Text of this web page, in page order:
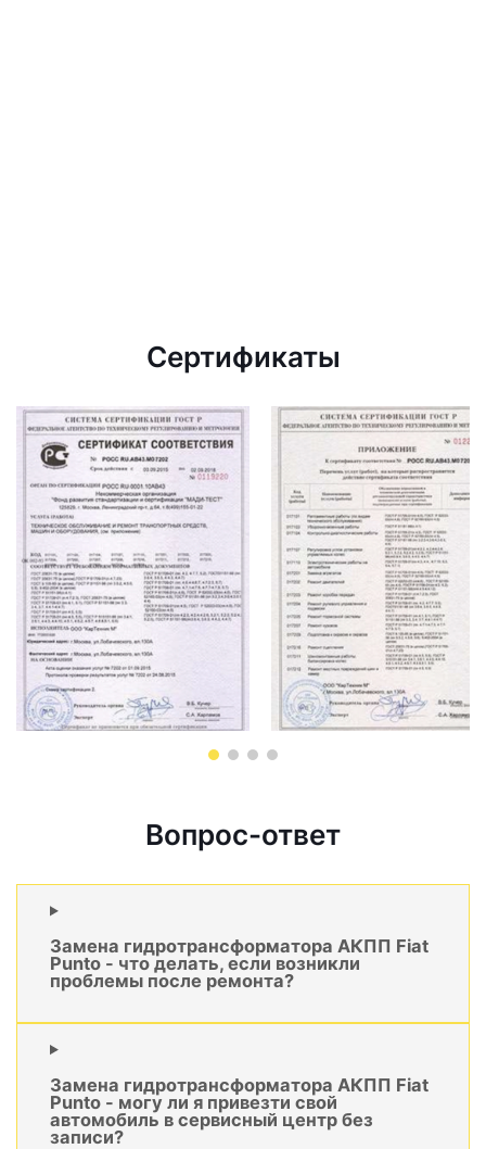
Сертификаты
Вопрос-ответ
Замена гидротрансформатора АКПП Fiat
Punto - что делать, если возникли
проблемы после ремонта?
Замена гидротрансформатора АКПП Fiat
Punto - могу ли я привезти свой
автомобиль в сервисный центр без
записи?